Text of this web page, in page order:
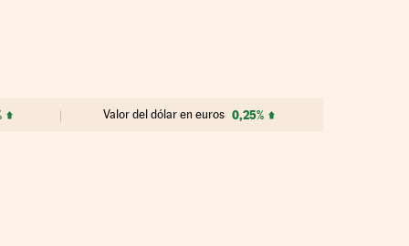
Valor del dólar en euros 0,25%